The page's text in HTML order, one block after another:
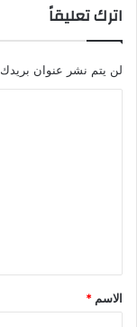
اترك تعليقاً
لن يتم نشر عنوان بريدك
*
الاسم *